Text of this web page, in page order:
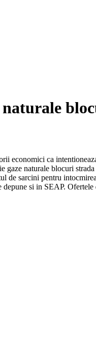
economici ca
naturale blocuri
de sarcini pentru
depune si in SEAP.